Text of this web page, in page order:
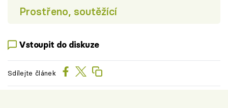
Prostřeno, soutěžící
Vstoupit do diskuze
Sdílejte článek